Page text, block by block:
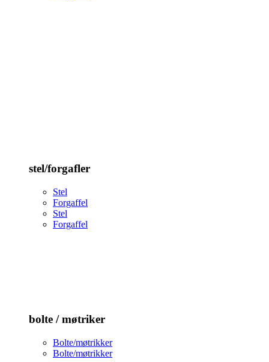
stel/forgafler
Stel
Forgaffel
Stel
Forgaffel
bolte / møtriker
Bolte/møtrikker
Bolte/møtrikker